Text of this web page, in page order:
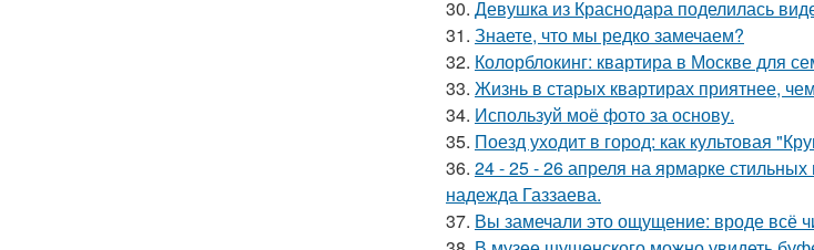
30. Девушка из Краснодара поделилась
31. Знаете, что мы редко замечаем?
32. Колорблокинг: квартира в Москве для
33. Жизнь в старых квартирах приятнее,
34. Используй моё фото за основу.
35. Поезд уходит в город: как культовая
36. 24 - 25 - 26 апреля на ярмарке
надежда Газзаева.
37. Вы замечали это ощущение: вроде всё